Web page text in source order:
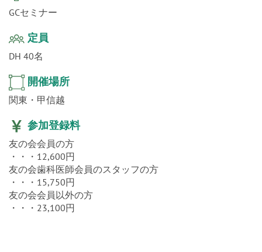
GCセミナー
定員
DH 40名
開催場所
関東・甲信越
参加登録料
友の会会員の方
・・・12,600円
友の会歯科医師会員のスタッフの方
・・・15,750円
友の会会員以外の方
・・・23,100円